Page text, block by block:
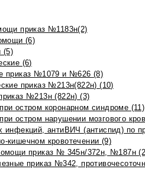
приказ №1183н(2)
(6)
(5)
(6)
приказ №1079 и №626 (8)
приказ №213н(822н) (10)
№213н (822н) (3)
остром коронарном синдроме (11)
остром нарушении мозгового
инфекций, антиВИЧ (антиспид) по
кишечном кровотечении (9)
приказ № 345н/372н, №187н
приказ №342,